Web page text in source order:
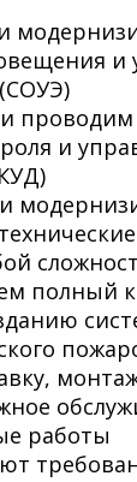
и
и
и
полный
работы